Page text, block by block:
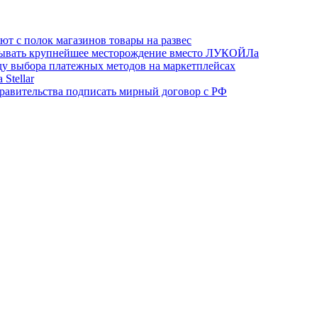
с полок магазинов товары на развес
крупнейшее месторождение вместо ЛУКОЙЛа
выбора платежных методов на маркетплейсах
Stellar
подписать мирный договор с РФ